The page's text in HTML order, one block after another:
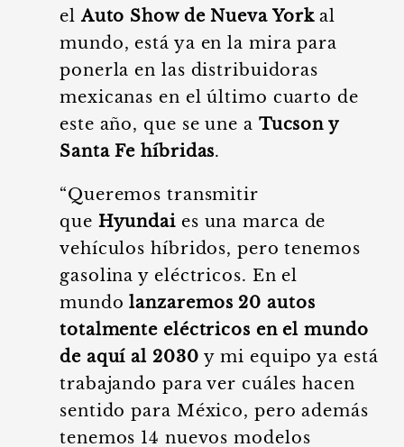
elAuto Show de Nueva Yorkal
mundo, está ya en la mira para
ponerla en las distribuidoras
mexicanas en el último cuarto de
este año, que se une a Tucson y
Santa Fe híbridas.
“Queremos transmitir
que Hyundaies una marca de
vehículos híbridos, pero tenemos
gasolina y eléctricos. En el
mundolanzaremos 20 autos
totalmente eléctricos en el mundo
de aquí al 2030 y mi equipo ya está
trabajando para ver cuáles hacen
sentido para México, pero además
tenemos 14 nuevos modelos